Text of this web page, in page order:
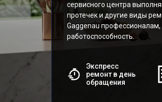
сервисного центра
протечек и другие виды
Gaggenau
работоспособность.
Экспресс
ремонт в день
обращения